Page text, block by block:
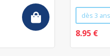
dès 3 ans
8.95 €